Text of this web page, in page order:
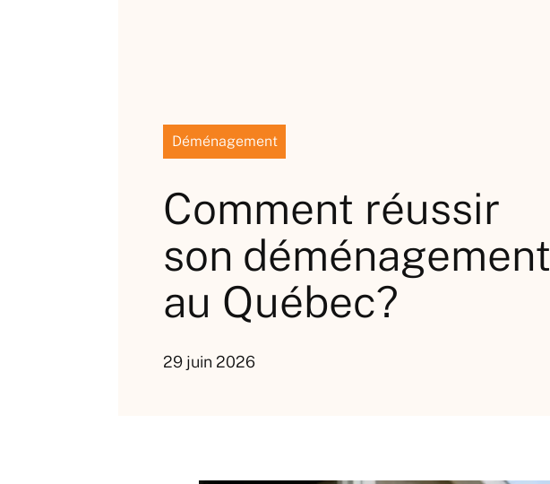
Déménagement
Comment réussir
son déménagement
au Québec?
29 juin 2026